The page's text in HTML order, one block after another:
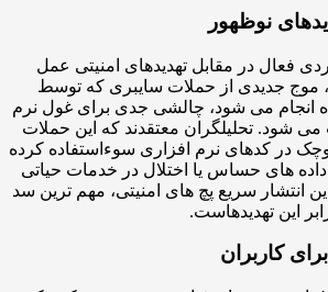
نوظهور
در مقابل تهدیدهای امنیتی عمل
جدیدی از حملات سایبری که توسط
می شود، چالشی جدی برای غول نرم
تحلیلگران معتقدند که این حملات
نرم افزاری سوءاستفاده کرده
حساس یا اختلال در خدمات حیاتی
سریع پچ های امنیتی، مهم ترین سد
تهدیدهاست.